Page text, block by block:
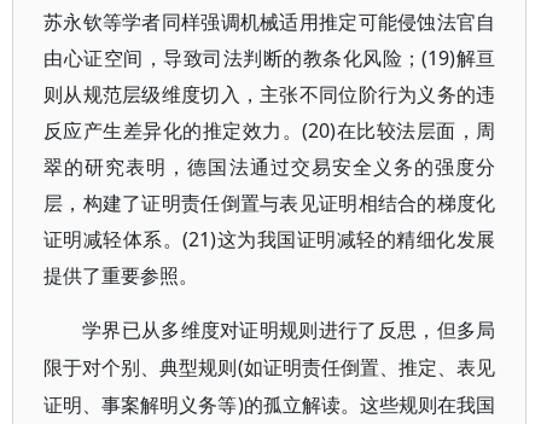
苏永钦等学者同样强调机械适用推定可能侵蚀法官自
由心证空间，导致司法判断的教条化风险；(19)解亘
则从规范层级维度切入，主张不同位阶行为义务的违
反应产生差异化的推定效力。(20)在比较法层面，周
翠的研究表明，德国法通过交易安全义务的强度分
层，构建了证明责任倒置与表见证明相结合的梯度化
证明减轻体系。(21)这为我国证明减轻的精细化发展
提供了重要参照。
学界已从多维度对证明规则进行了反思，但多局
限于对个别、典型规则 (如证明责任倒置、推定、表见
证明、事案解明义务等)的孤立解读。这些规则在我国